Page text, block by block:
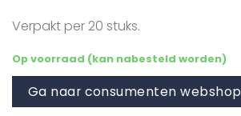
Verpakt per 20 stuks.
Op voorraad (kan nabesteld worden)
Ga naar consumenten webshop